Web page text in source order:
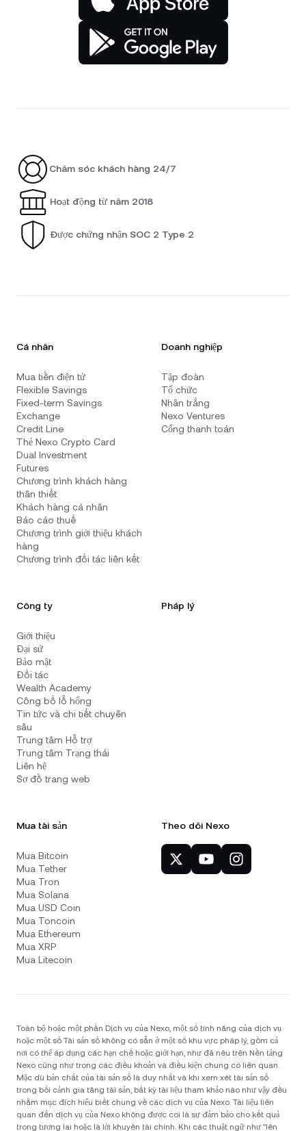
Chăm sóc khách hàng 24/7
Hoạt động từ năm 2018
Được chứng nhận SOC 2 Type 2
Cá nhân
Mua tiền điện tử
Flexible Savings
Fixed-term Savings
Exchange
Credit Line
Thẻ Nexo Crypto Card
Dual Investment
Futures
Chương trình khách hàng
thân thiết
Khách hàng cá nhân
Báo cáo thuế
Chương trình giới thiệu khách
hàng
Chương trình đối tác liên kết
Doanh nghiệp
Tập đoàn
Tổ chức
Nhãn trắng
Nexo Ventures
Cổng thanh toán
Công ty
Giới thiệu
Đại sứ
Bảo mật
Đối tác
Wealth Academy
Công bố lỗ hổng
Tin tức và chi tiết chuyên
sâu
Trung tâm Hỗ trợ
Trung tâm Trạng thái
Liên hệ
Sơ đồ trang web
Pháp lý
Mua tài sản
Mua Bitcoin
Mua Tether
Mua Tron
Mua Solana
Mua USD Coin
Mua Toncoin
Mua Ethereum
Mua XRP
Mua Litecoin
Theo dõi Nexo
Toàn bộ hoặc một phần Dịch vụ của Nexo, một số tính năng của dịch vụ
hoặc một số Tài sản số không có sẵn ở một số khu vực pháp lý, gồm cả
nơi có thể áp dụng các hạn chế hoặc giới hạn, như đã nêu trên Nền tảng
Nexo cũng như trong các điều khoản và điều kiện chung có liên quan.
Mặc dù bản chất của tài sản số là duy nhất và khi xem xét tài sản số
trong bối cảnh gia tăng tài sản, bất kỳ tài liệu tham khảo nào như vậy đều
nhằm mục đích hiểu biết chung về các dịch vụ của Nexo. Tài liệu liên
quan đến dịch vụ của Nexo không được coi là sự đảm bảo cho kết quả
trong tương lai hoặc là lời khuyên tài chính. Khi các thuật ngữ như "lên